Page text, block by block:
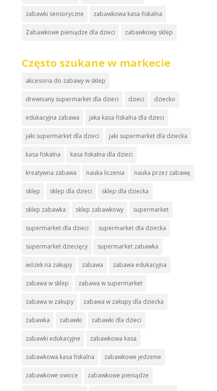
zabawki sensoryczne zabawkowa kasa fiskalna
Zabawkowe pieniądze dla dzieci zabawkowy sklep
Często szukane w markecie
akcesoria do zabawy w sklep
drewniany supermarket dla dzieci dzieci dziecko
edukacyjna zabawa jaka kasa fiskalna dla dzieci
jaki supermarket dla dzieci jaki supermarket dla dziecka
kasa fiskalna kasa fiskalna dla dzieci
kreatywna zabawa nauka liczenia nauka przez zabawę
sklep sklep dla dzieci sklep dla dziecka
sklep zabawka sklep zabawkowy supermarket
supermarket dla dzieci supermarket dla dziecka
supermarket dziecięcy supermarket zabawka
wózek na zakupy zabawa zabawa edukacyjna
zabawa w sklep zabawa w supermarket
zabawa w zakupy zabawa w zakupy dla dziecka
zabawka zabawki zabawki dla dzieci
zabawki edukacyjne zabawkowa kasa
zabawkowa kasa fiskalna zabawkowe jedzenie
zabawkowe owoce zabawkowe pieniądze